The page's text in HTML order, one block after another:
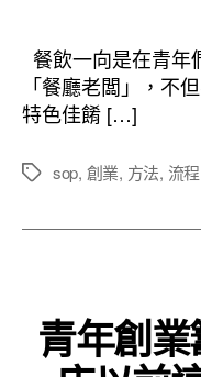
者
餐飲一向是在青年
「餐廳老闆」，不
特色佳餚 […]
標
sop, 創業, 方法, 流程
青年創